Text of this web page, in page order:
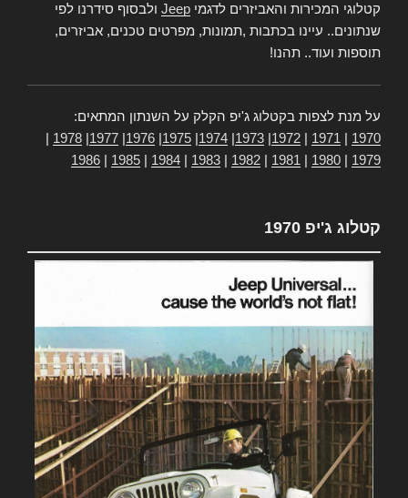
קטלוגי המכירות והאביזרים לדגמי Jeep ולבסוף סידרנו לפי
שנתונים.. עיינו בכתבות ,תמונות, מפרטים טכנים, אביזרים,
תוספות ועוד.. תהנו!
על מנת לצפות בקטלוג ג'יפ הקלק על השנתון המתאים:
1970
1971
1972
1973
1974
1975
1976
1977
1978
1979
1980
1981
1982
1983
1984
1985
1986
קטלוג ג'יפ 1970